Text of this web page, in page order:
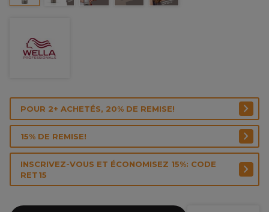
POUR 2+ ACHETÉS, 20% DE REMISE!
15% DE REMISE!
INSCRIVEZ-VOUS ET ÉCONOMISEZ 15%: CODE
RET15